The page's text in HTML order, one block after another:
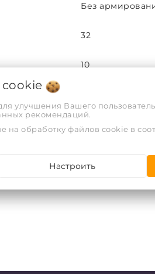
Без
32
10
ООО "АРВИОН",
cookie
улучшения Вашего
рекомендаций.
на обработку файлов cookie в
Настроить